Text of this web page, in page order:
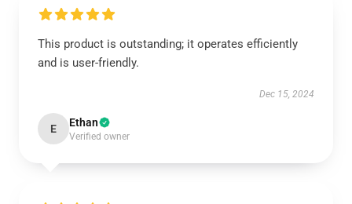
This product is outstanding; it operates efficiently
and is user-friendly.
Dec 15, 2024
E Ethan
Verified owner